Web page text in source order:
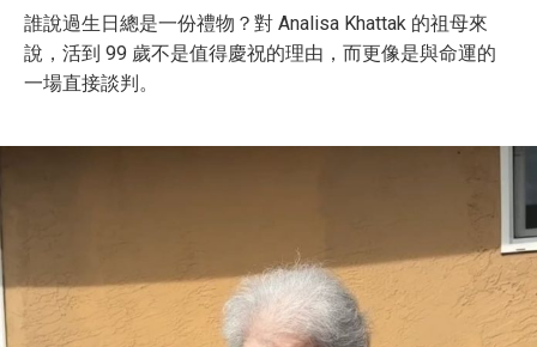
誰說過生日總是一份禮物？對 Analisa Khattak 的祖母來
說，活到 99 歲不是值得慶祝的理由，而更像是與命運的
一場直接談判。